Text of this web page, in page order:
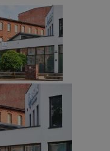
korzystanie z podstawowych
i zarządzanie kontem. Bez
strony internetowej.
Provider/
Domena
zabrze.com.pl
zabrze.com.pl
zabrze.com.pl